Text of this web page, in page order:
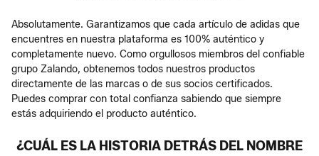
Absolutamente. Garantizamos que cada artículo de adidas que
encuentres en nuestra plataforma es 100% auténtico y
completamente nuevo. Como orgullosos miembros del confiable
grupo Zalando, obtenemos todos nuestros productos
directamente de las marcas o de sus socios certificados.
Puedes comprar con total confianza sabiendo que siempre
estás adquiriendo el producto auténtico.
¿CUÁL ES LA HISTORIA DETRÁS DEL NOMBRE